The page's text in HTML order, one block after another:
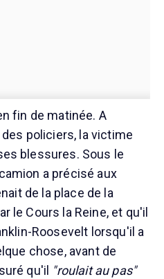
fin de matinée. A
policiers, la victime
blessures. Sous le
a précisé aux
de la place de la
le Cours la Reine, et qu'il
Roosevelt lorsqu'il a
chose, avant de
qu'il "roulait au pas"